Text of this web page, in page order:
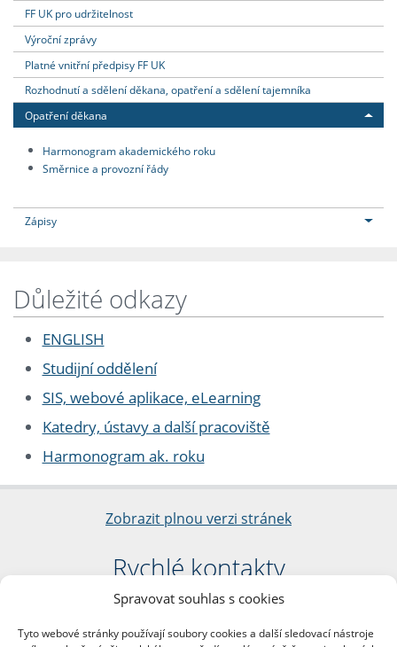
Spravovat souhlas s cookies
Tyto webové stránky používají soubory cookies a další sledovací nástroje
FF UK pro udržitelnost
Výroční zprávy
Platné vnitřní předpisy FF UK
Rozhodnutí a sdělení děkana, opatření a sdělení tajemníka
Opatření děkana
Harmonogram akademického roku
Směrnice a provozní řády
Zápisy
Důležité odkazy
ENGLISH
Studijní oddělení
SIS, webové aplikace, eLearning
Katedry, ústavy a další pracoviště
Harmonogram ak. roku
Zobrazit plnou verzi stránek
Rychlé kontakty
Filozofická fakulta
nám. Jana Palacha 1/2